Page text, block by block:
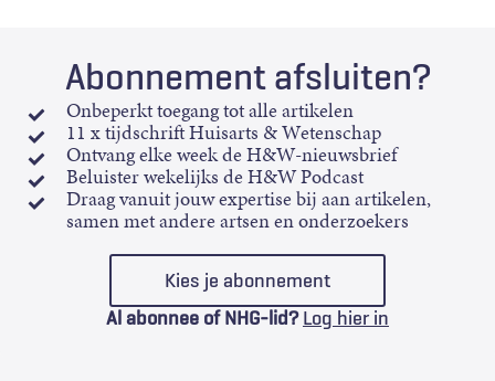
Abonnement afsluiten?
Onbeperkt toegang tot alle artikelen
11 x tijdschrift Huisarts & Wetenschap
Ontvang elke week de H&W-nieuwsbrief
Beluister wekelijks de H&W Podcast
Draag vanuit jouw expertise bij aan artikelen,
samen met andere artsen en onderzoekers
Kies je abonnement
Al abonnee of NHG-lid? Log hier in